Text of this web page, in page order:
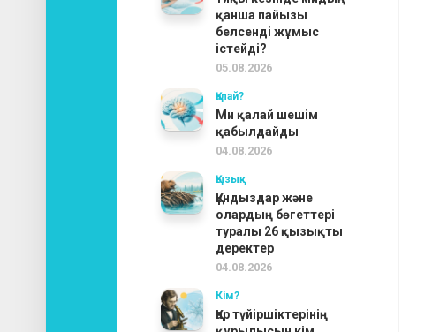
қанша пайызы
белсенді жұмыс
істейді?
05.08.2026
Қалай?
Ми қалай шешім
қабылдайды
04.08.2026
Қызық
Құндыздар және
олардың бөгеттері
туралы 26 қызықты
деректер
04.08.2026
Кім?
Қар түйіршіктерінің